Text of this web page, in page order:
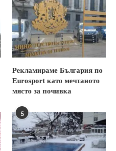
Рекламираме България по
Eurosport като мечтаното
място за почивка
5